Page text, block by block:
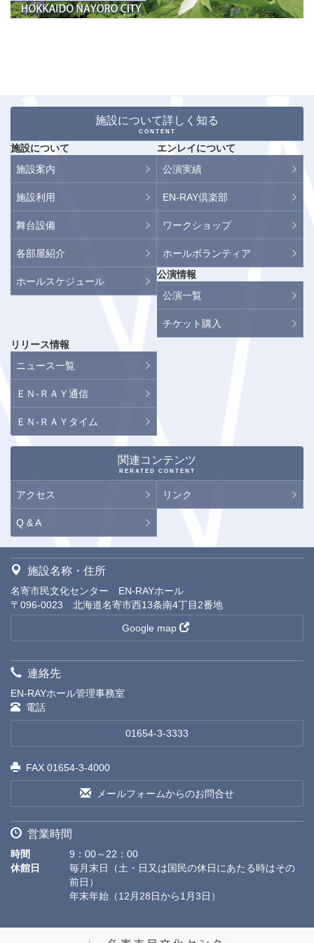
施設について詳しく知る
CONTENT
施設について
施設案内
施設利用
舞台設備
各部屋紹介
ホールスケジュール
エンレイについて
公演実績
EN-RAY倶楽部
ワークショップ
ホールボランティア
公演情報
公演一覧
チケット購入
リリース情報
ニュース一覧
ＥＮ-ＲＡＹ通信
ＥＮ-ＲＡＹタイム
関連コンテンツ
RERATED CONTENT
アクセス リンク
Q & A
施設名称・住所
名寄市民文化センター EN-RAYホール
〒096-0023 北海道名寄市西13条南4丁目2番地
Google map
連絡先
EN-RAYホール管理事務室
電話
01654-3-3333
FAX 01654-3-4000
メールフォームからのお問合せ
営業時間
時間
9：00～22：00
休館日
毎月末日（土・日又は国民の休日にあたる時はその
前日）
年末年始（12月28日から1月3日）